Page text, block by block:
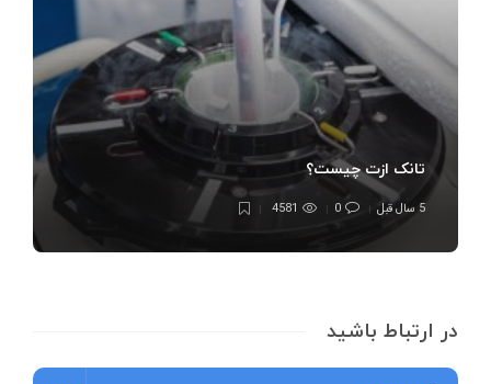
تانک ازت چیست؟
5 سال قبل 0
4581
در ارتباط باشید